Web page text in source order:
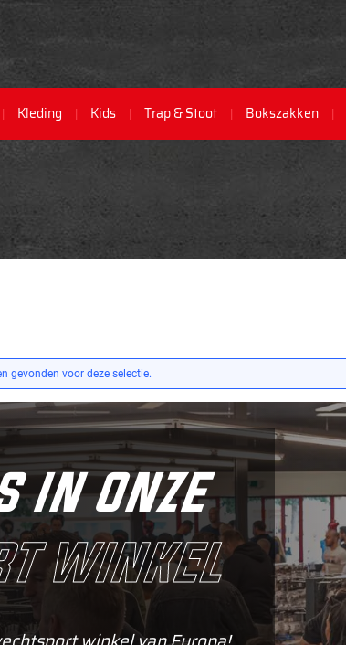
Kleding Kids Trap & Stoot Bokszakken
gevonden voor deze selectie.
in onze
winkel